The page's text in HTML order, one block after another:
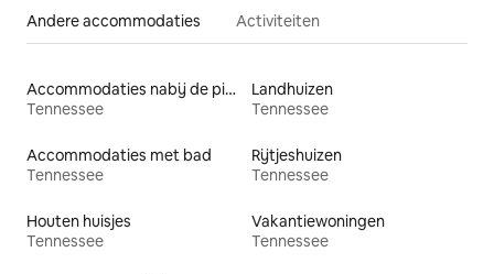
Andere accommodaties Activiteiten
Accommodaties nabij de piste
Tennessee
Landhuizen
Tennessee
Accommodaties met bad
Tennessee
Rijtjeshuizen
Tennessee
Houten huisjes
Tennessee
Vakantiewoningen
Tennessee